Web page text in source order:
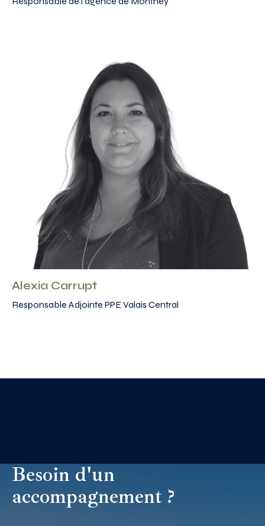
Alexia Carrupt
Responsable Adjointe PPE Valais Central
Besoin d'un
accompagnement ?